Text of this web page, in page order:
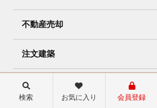
不動産売却
注文建築
リフォーム
検索 お気に入り 会員登録